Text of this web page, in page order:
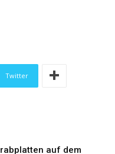
Twitter
auf dem